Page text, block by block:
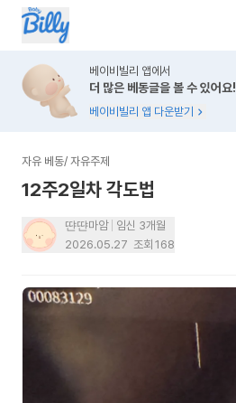
베이비빌리 앱에서
더 많은 베동글을 볼 수 있어요!
베이비빌리 앱 다운받기
자유 베동/ 자유주제
12주2일차 각도법
땬땬마암
임신 3개월
2026.05.27 조회 168